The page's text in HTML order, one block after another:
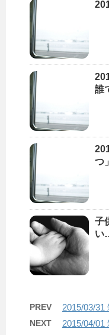
誰
つ」
子
い
PREV 2015/03/31
NEXT 2015/04/01